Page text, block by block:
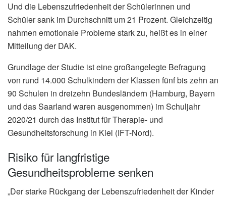
Und die Lebenszufriedenheit der Schülerinnen und
Schüler sank im Durchschnitt um 21 Prozent. Gleichzeitig
nahmen emotionale Probleme stark zu, heißt es in einer
Mitteilung der DAK.
Grundlage der Studie ist eine großangelegte Befragung
von rund 14.000 Schulkindern der Klassen fünf bis zehn an
90 Schulen in dreizehn Bundesländern (Hamburg, Bayern
und das Saarland waren ausgenommen) im Schuljahr
2020/21 durch das Institut für Therapie- und
Gesundheitsforschung in Kiel (IFT-Nord).
Risiko für langfristige
Gesundheitsprobleme senken
„Der starke Rückgang der Lebenszufriedenheit der Kinder